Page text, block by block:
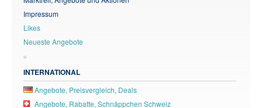
Impressum
Likes
Neueste Angebote
INTERNATIONAL
Angebote, Preisvergleich, Deals
Angebote, Rabatte, Schnäppchen Schweiz